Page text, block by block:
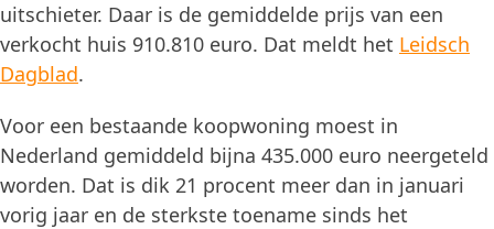
uitschieter. Daar is de gemiddelde prijs van een
verkocht huis 910.810 euro. Dat meldt het Leidsch
Dagblad.
Voor een bestaande koopwoning moest in
Nederland gemiddeld bijna 435.000 euro neergeteld
worden. Dat is dik 21 procent meer dan in januari
vorig jaar en de sterkste toename sinds het